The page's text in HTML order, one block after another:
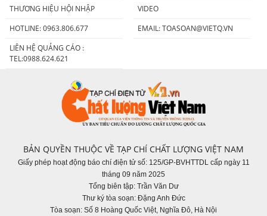
THƯƠNG HIỆU HỘI NHẬP
VIDEO
HOTLINE: 0963.806.677
EMAIL:TOASOAN@VIETQ.VN
LIÊN HỆ QUẢNG CÁO :
TEL:0988.624.621
BẢN QUYỀN THUỘC VỀ TẠP CHÍ CHẤT LƯỢNG VIỆT NAM
Giấy phép hoạt động báo chí điện tử số: 125/GP-BVHTTDL cấp ngày 11
tháng 09 năm 2025
Tổng biên tập: Trần Văn Dư
Thư ký tòa soạn: Đặng Anh Đức
Tòa soạn: Số 8 Hoàng Quốc Việt, Nghĩa Đô, Hà Nội